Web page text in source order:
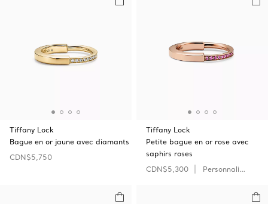
Tiffany Lock
Bague en or jaune avec diamants
CDN$5,750
Tiffany Lock
Petite bague en or rose avec
saphirs roses
CDN$5,300
Personnaliser